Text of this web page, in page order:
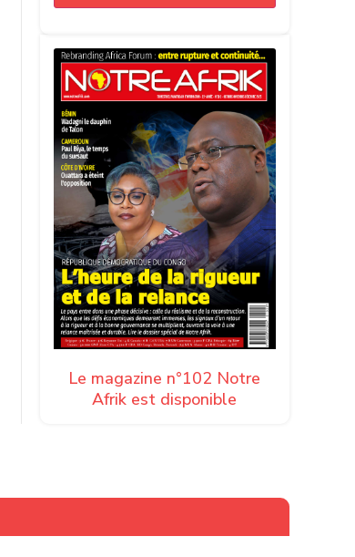
Le magazine n°102 Notre
Afrik est disponible